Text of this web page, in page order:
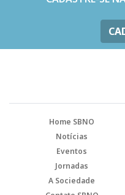
Home SBNO
Notícias
Eventos
Jornadas
A Sociedade